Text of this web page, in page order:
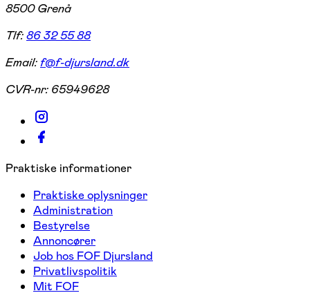
8500 Grenå
Tlf:86 32 55 88
Email:f@f-djursland.dk
CVR-nr: 65949628
Praktiske informationer
Praktiske oplysninger
Administration
Bestyrelse
Annoncører
Job hos FOF Djursland
Privatlivspolitik
Mit FOF